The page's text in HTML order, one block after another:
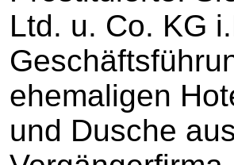
Ltd. u. Co. KG
ehemaligen
und Dusche